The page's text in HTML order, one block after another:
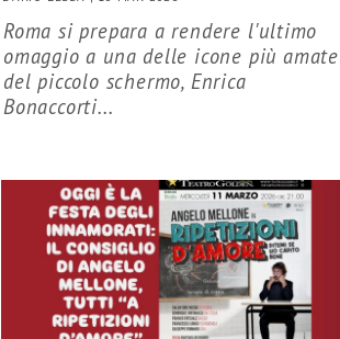
Roma si prepara a rendere l'ultimo
omaggio a una delle icone più amate
del piccolo schermo, Enrica
Bonaccorti...